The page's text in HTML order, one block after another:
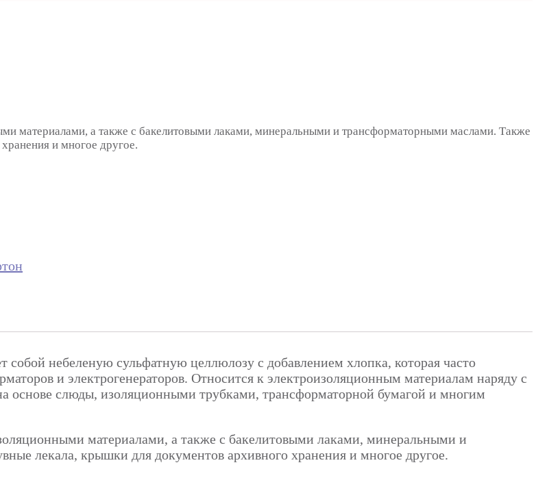
материалами, а также с бакелитовыми лаками, минеральными и трансформаторными маслами. Также
и многое другое.
собой небеленую сульфатную целлюлозу с добавлением хлопка, которая часто
и электрогенераторов. Относится к электроизоляционным материалам наряду с
основе слюды, изоляционными трубками, трансформаторной бумагой и многим
материалами, а также с бакелитовыми лаками, минеральными и
лекала, крышки для документов архивного хранения и многое другое.